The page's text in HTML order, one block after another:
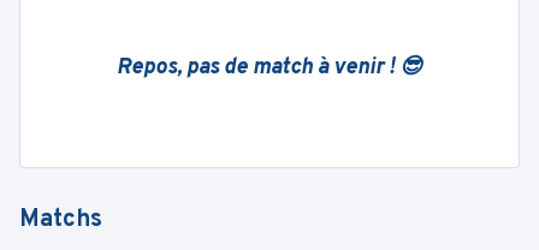
Repos, pas de match à venir ! 😎
Matchs